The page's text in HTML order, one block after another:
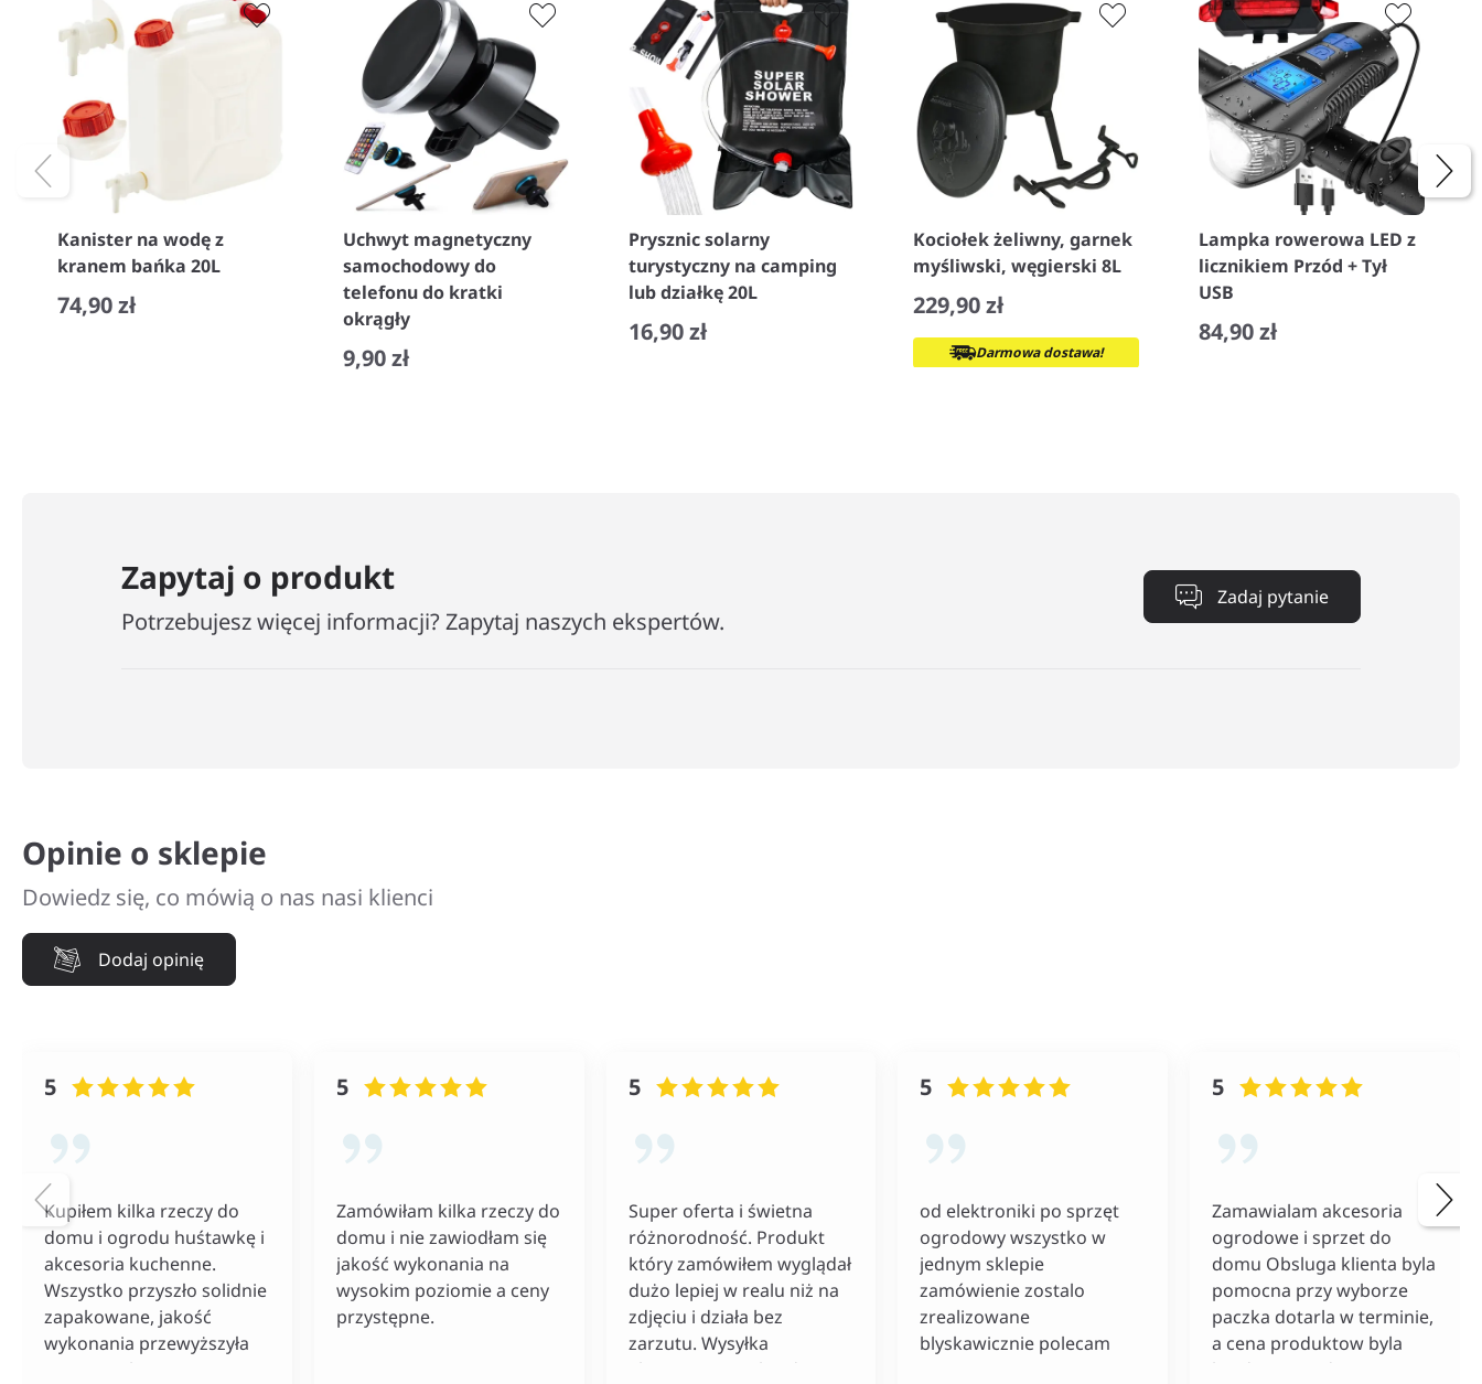
Kanister na wodę z
kranem bańka 20L
74,90 zł
Uchwyt magnetyczny
samochodowy do
telefonu do kratki
okrągły
9,90 zł
Prysznic solarny
turystyczny na camping
lub działkę 20L
16,90 zł
Kociołek żeliwny, garnek
myśliwski, węgierski 8L
229,90 zł
Darmowa dostawa!
Lampka rowerowa LED z
licznikiem Przód + Tył
USB
84,90 zł
Zapytaj o produkt
Potrzebujesz więcej informacji? Zapytaj naszych ekspertów.
Zadaj pytanie
Opinie o sklepie
Dowiedz się, co mówią o nas nasi klienci
Dodaj opinię
5
Kupiłem kilka rzeczy do
domu i ogrodu huśtawkę i
akcesoria kuchenne.
Wszystko przyszło solidnie
zapakowane, jakość
wykonania przewyższyła
5
Zamówiłam kilka rzeczy do
domu i nie zawiodłam się
jakość wykonania na
wysokim poziomie a ceny
przystępne.
5
Super oferta i świetna
różnorodność. Produkt
który zamówiłem wyglądał
dużo lepiej w realu niż na
zdjęciu i działa bez
zarzutu. Wysyłka
ekspresowa co bardzo
5
od elektroniki po sprzęt
ogrodowy wszystko w
jednym sklepie
zamówienie zostalo
zrealizowane
blyskawicznie polecam
5
Zamawialam akcesoria
ogrodowe i sprzet do
domu Obsluga klienta byla
pomocna przy wyborze
paczka dotarla w terminie,
a cena produktow byla
bardzo rozsadna